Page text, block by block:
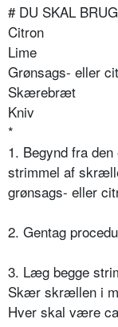
# DU SKAL
Citron
Lime
Grønsags- eller
Skærebræt
Kniv
*
1. Begynd fra
strimmel af
grønsags- eller
2. Gentag
3. Læg begge
Skær skrællen i
Hver skal være